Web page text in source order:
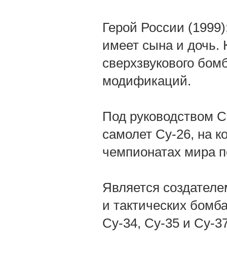
Герой России
имеет сына и дочь.
сверхзвукового
модификаций.
Под руководством
самолет Су-26, на
чемпионатах мира
Является
и тактических
Су-34, Су-35 и Су-